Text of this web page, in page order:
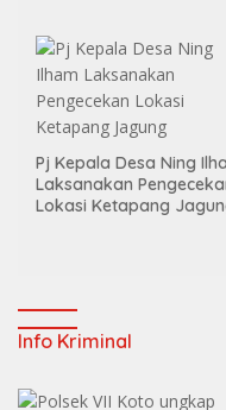
Pj Kepala Desa Ning
Laksanakan
Lokasi Ketapang
Info Kriminal